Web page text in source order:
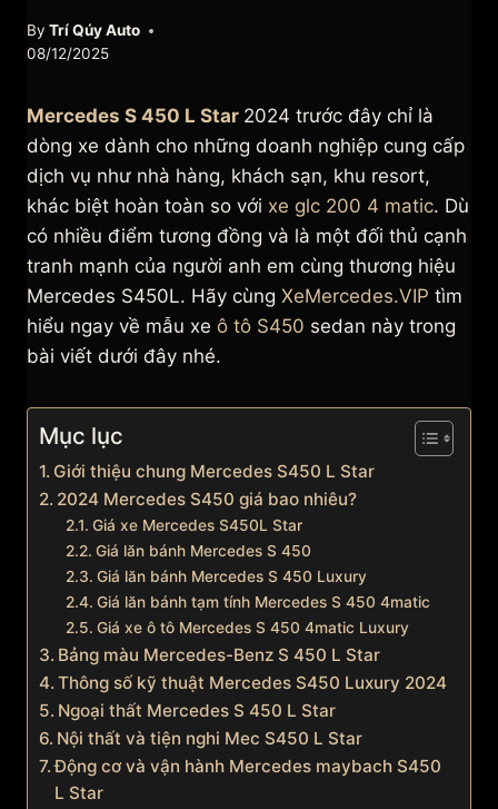
By Trí Qúy Auto
08/12/2025
Mercedes S 450 L Star 2024 trước đây chỉ là
dòng xe dành cho những doanh nghiệp cung cấp
dịch vụ như nhà hàng, khách sạn, khu resort,
khác biệt hoàn toàn so với xe glc 200 4 matic. Dù
có nhiều điểm tương đồng và là một đối thủ cạnh
tranh mạnh của người anh em cùng thương hiệu
Mercedes S450L. Hãy cùng XeMercedes.VIP tìm
hiểu ngay về mẫu xe ô tô S450 sedan này trong
bài viết dưới đây nhé.
Mục lục
Giới thiệu chung Mercedes S450 L Star
2024 Mercedes S450 giá bao nhiêu?
Giá xe Mercedes S450L Star
Giá lăn bánh Mercedes S 450
Giá lăn bánh Mercedes S 450 Luxury
Giá lăn bánh tạm tính Mercedes S 450 4matic
Giá xe ô tô Mercedes S 450 4matic Luxury
Bảng màu Mercedes-Benz S 450 L Star
Thông số kỹ thuật Mercedes S450 Luxury 2024
Ngoại thất Mercedes S 450 L Star
Nội thất và tiện nghi Mec S450 L Star
Động cơ và vận hành Mercedes maybach S450
L Star